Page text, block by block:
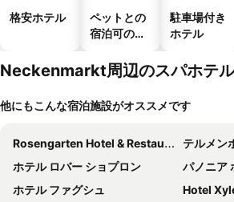
格安ホテル
ペットとの
宿泊可のホ
駐車場付き
ホテル
Neckenmarkt周辺のスパホテル
他にもこんな宿泊施設がオススメです
Rosengarten Hotel & Restaurant
テルメン
ホテル ロバー ショプロン
パノニア
ホテル ファグシュ
Hotel